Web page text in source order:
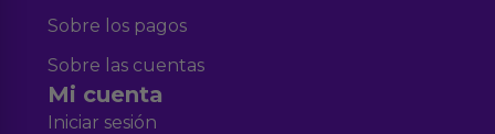
Sobre los pagos
Sobre las cuentas
Mi cuenta
Iniciar sesión